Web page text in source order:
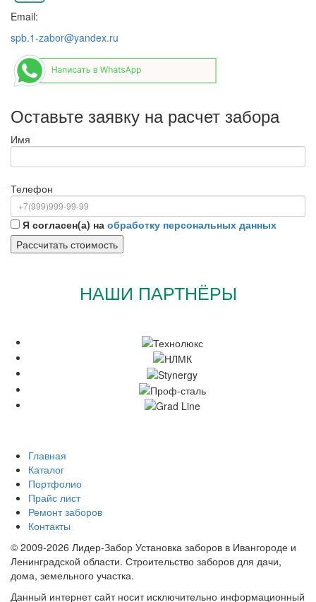
Email:
spb.1-zabor@yandex.ru
Оставьте заявку на расчет забора
Имя
Телефон
Я согласен(а) на обработку персональных данных
НАШИ ПАРТНЁРЫ
Главная
Каталог
Портфолио
Прайс лист
Ремонт заборов
Контакты
© 2009-2026 Лидер-Забор Установка заборов в Ивангороде и
Ленинградской области. Строительство заборов для дачи,
дома, земельного участка.
Данный интернет сайт носит исключительно информационный